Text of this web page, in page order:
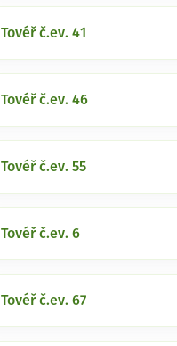
Tovéř č.ev. 41
Tovéř č.ev. 46
Tovéř č.ev. 55
Tovéř č.ev. 6
Tovéř č.ev. 67